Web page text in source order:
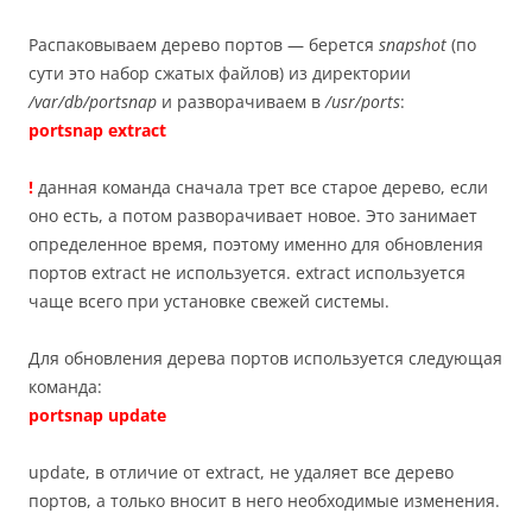
Распаковываем дерево портов — берется snapshot (по
сути это набор сжатых файлов) из директории
/var/db/portsnap и разворачиваем в/usr/ports:
portsnap extract
! данная команда сначала трет все старое дерево, если
оно есть, а потом разворачивает новое. Это занимает
определенное время, поэтому именно для обновления
портов extract не используется. extract используется
чаще всего при установке свежей системы.
Для обновления дерева портов используется следующая
команда:
portsnap update
update, в отличие от extract, не удаляет все дерево
портов, а только вносит в него необходимые изменения.